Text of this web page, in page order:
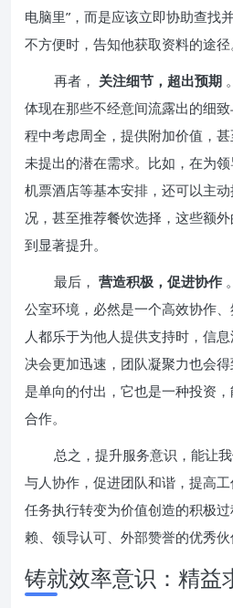
电脑里”，而是应该立即协助查找
不方便时，告知他获取资料的途径
再者， 关注细节，超出预期
体现在那些不经意间流露出的细
程中考虑周全，提供附加价值，
未提出的潜在需求。比如，在为
机票酒店等基本安排，还可以主
况，甚至推荐餐饮选择，这些额
到显著提升。
最后， 营造积极，促进协作
公室环境，必然是一个高效协作
人都乐于为他人提供支持时，信
决会更加迅速，团队凝聚力也会
是单向的付出，它也是一种投资
合作。
总之，提升服务意识，能让
与人协作，促进团队和谐，提高
任务执行转变为价值创造的积极
赖、领导认可、外部赞誉的优秀伙
铸就效率意识：精益